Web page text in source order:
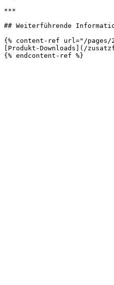
***
## Weiterführende
{% content-ref url="/pages/
[Produkt-Downloads](/